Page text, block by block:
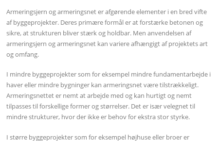
Armeringsjern og armeringsnet er afgørende elementer i en bred vifte
af byggeprojekter. Deres primære formål er at forstærke betonen og
sikre, at strukturen bliver stærk og holdbar. Men anvendelsen af
armeringsjern og armeringsnet kan variere afhængigt af projektets art
og omfang.
I mindre byggeprojekter som for eksempel mindre fundamentarbejde i
haver eller mindre bygninger kan armeringsnet være tilstrækkeligt.
Armeringsnettet er nemt at arbejde med og kan hurtigt og nemt
tilpasses til forskellige former og størrelser. Det er især velegnet til
mindre strukturer, hvor der ikke er behov for ekstra stor styrke.
I større byggeprojekter som for eksempel højhuse eller broer er